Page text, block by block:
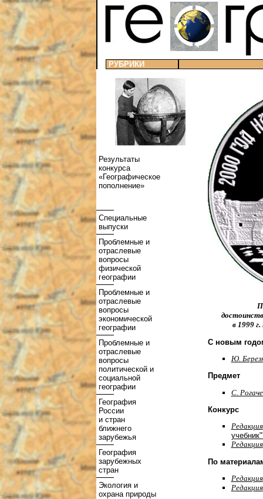
РУБРИКИ
Результаты
конкурса
«Географическое
пополнение»
Специальные
выпуски
Проблемные и
отраслевые
вопросы
физической
географии
Проблемные и
отраслевые
вопросы
экономической
географии
Проблемные и
отраслевые
вопросы
политической и
социальной
географии
География
России
и стран
ближнего
зарубежья
География
зарубежных
стран
Экология и
охрана природы
в 1999
С новым
Ю.
Предмет
С.
Конкурс
Редакция
Редакция
По
Редакция
Редакция